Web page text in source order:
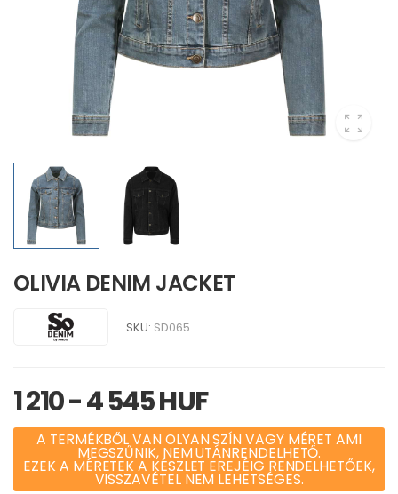
OLIVIA DENIM JACKET
SKU: SD065
1 210 - 4 545 HUF
A TERMÉKBŐL VAN OLYAN SZÍN VAGY MÉRET AMI
MEGSZŰNIK, NEM UTÁNRENDELHETŐ.
EZEK A MÉRETEK A KÉSZLET EREJÉIG RENDELHETŐEK,
VISSZAVÉTEL NEM LEHETSÉGES.